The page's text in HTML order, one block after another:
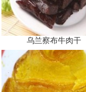
乌兰察布牛肉干